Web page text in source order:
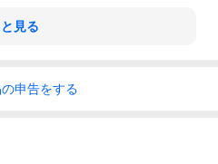
見る
申告をする